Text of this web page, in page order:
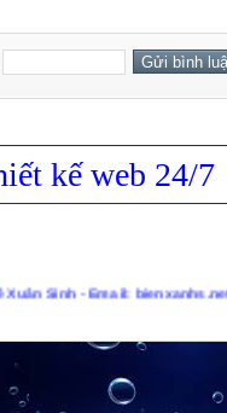
kế web 24/7
- Email: